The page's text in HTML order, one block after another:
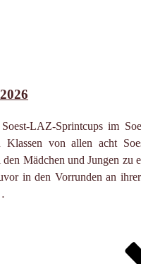
LAZ-Sprintcups im
von allen acht
Mädchen und Jungen zu
in den Vorrunden an